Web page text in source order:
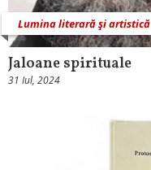
Lumina literară şi artistică
Jaloane spirituale
31 Iul, 2024